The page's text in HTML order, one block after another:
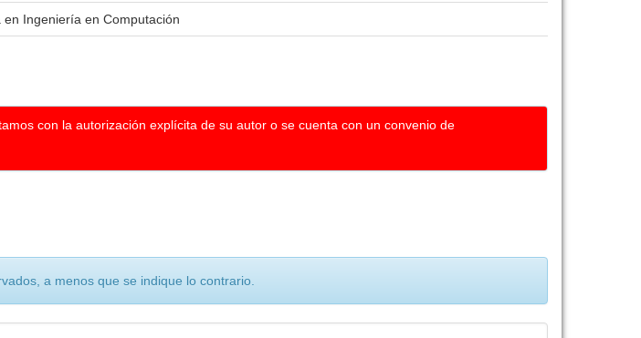
en Ingeniería en Computación
con la autorización explícita de su autor o se cuenta con un convenio de
a menos que se indique lo contrario.